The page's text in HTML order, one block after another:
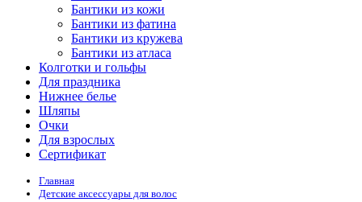
Бантики из кожи
Бантики из фатина
Бантики из кружева
Бантики из атласа
Колготки и гольфы
Для праздника
Нижнее белье
Шляпы
Очки
Для взрослых
Сертификат
Главная
Детские аксессуары для волоc